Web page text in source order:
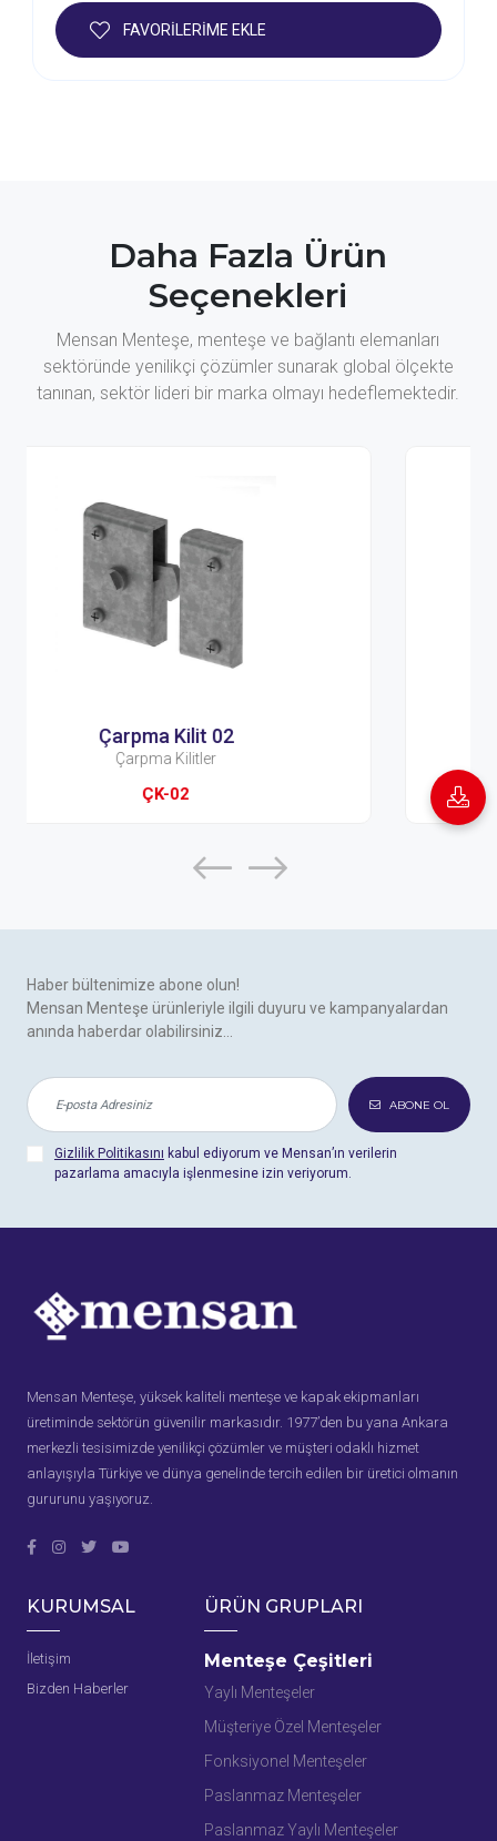
FAVORİLERİME EKLE
Daha Fazla Ürün
Seçenekleri
Mensan Menteşe, menteşe ve bağlantı elemanları
sektöründe yenilikçi çözümler sunarak global ölçekte
tanınan, sektör lideri bir marka olmayı hedeflemektedir.
Haber bültenimize abone olun!
Mensan Menteşe ürünleriyle ilgili duyuru ve kampanyalardan
anında haberdar olabilirsiniz...
ABONE OL
Gizlilik Politikasını kabul ediyorum ve Mensan’ın verilerin
pazarlama amacıyla işlenmesine izin veriyorum.
Mensan Menteşe, yüksek kaliteli menteşe ve kapak ekipmanları
üretiminde sektörün güvenilir markasıdır. 1977’den bu yana Ankara
merkezli tesisimizde yenilikçi çözümler ve müşteri odaklı hizmet
anlayışıyla Türkiye ve dünya genelinde tercih edilen bir üretici olmanın
gururunu yaşıyoruz.
KURUMSAL
İletişim
Bizden Haberler
ÜRÜN GRUPLARI
Menteşe Çeşitleri
Yaylı Menteşeler
Müşteriye Özel Menteşeler
Fonksiyonel Menteşeler
Paslanmaz Menteşeler
Paslanmaz Yaylı Menteşeler